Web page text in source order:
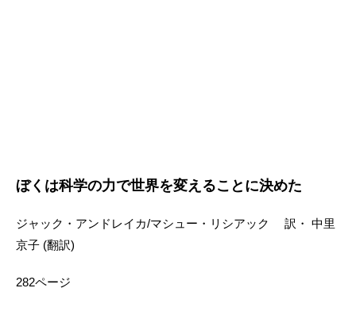
ぼくは科学の力で世界を変えることに決めた
ジャック・アンドレイカ/マシュー・リシアック 訳・ 中里
京子 (翻訳)
282ページ